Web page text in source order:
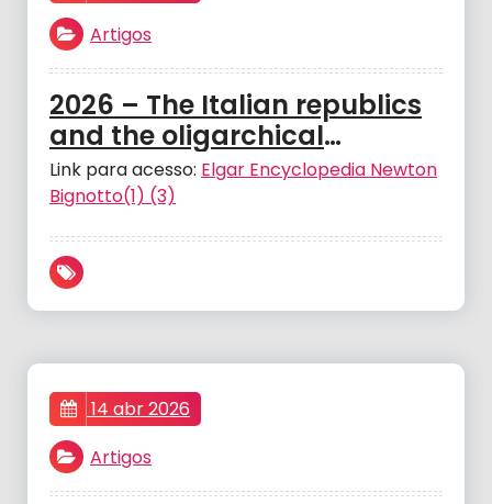
Artigos
2026 – The Italian republics
and the oligarchical
representative government.
In Elgar Encyclopedia of
political representation –
BIGNOTTO Newton
Link para acesso: Elgar Encyclopedia Newton
Bignotto(1) (3)
14 abr 2026
Artigos